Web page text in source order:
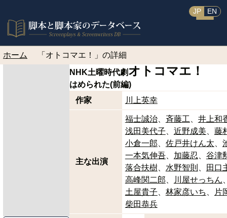
JP EN
ホーム 「オトコマエ！」の詳細
NHK土曜時代劇オトコマエ！
はめられた(前編)
作家
川上英幸
主な出演
福士誠治 斉藤工
井上和
浅田美代子
近野成美
藤
小倉一郎
佐戸井けん太
一本気伸吾
加藤忍
谷津
落合扶樹
水野智則
田口
高峰関二郎
川屋せっちん
土屋貴子
林家彦いち
片
柴田恭兵